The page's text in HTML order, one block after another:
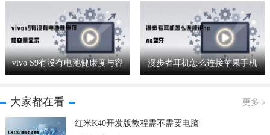
vivo S9有没有电池健康度与容
量显示功能
漫步者耳机怎么连接苹果手机
蓝牙详细步骤
大家都在看 更多
红米K40开发版教程需不需要电脑